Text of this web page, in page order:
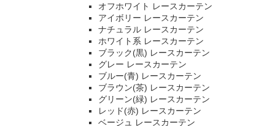
オフホワイト レースカーテン
アイボリー レースカーテン
ナチュラル レースカーテン
ホワイト系 レースカーテン
ブラック(黒) レースカーテン
グレー レースカーテン
ブルー(青) レースカーテン
ブラウン(茶) レースカーテン
グリーン(緑) レースカーテン
レッド(赤) レースカーテン
ベージュ レースカーテン